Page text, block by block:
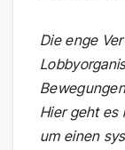
Die enge
Hier geht es
um einen